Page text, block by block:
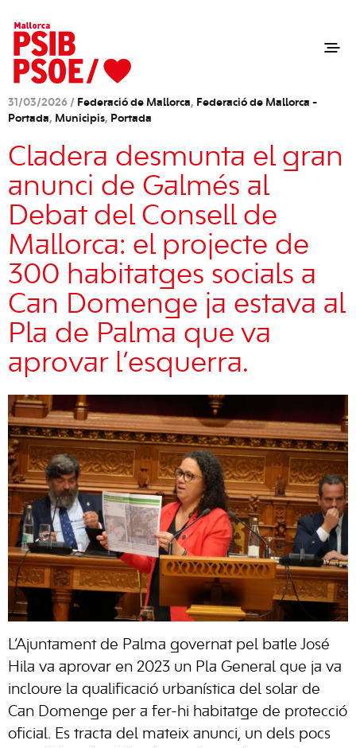
31/03/2026 / Federació de Mallorca, Federació de Mallorca -
Portada, Municipis, Portada
Cladera desmunta el gran
anunci de Galmés al
Debat del Consell de
Mallorca: el projecte de
300 habitatges socials a
Can Domenge ja estava al
Pla de Palma que va
aprovar l’esquerra.
L’Ajuntament de Palma governat pel batle José
Hila va aprovar en 2023 un Pla General que ja va
incloure la qualificació urbanística del solar de
Can Domenge per a fer-hi habitatge de protecció
oficial. Es tracta del mateix anunci, un dels pocs